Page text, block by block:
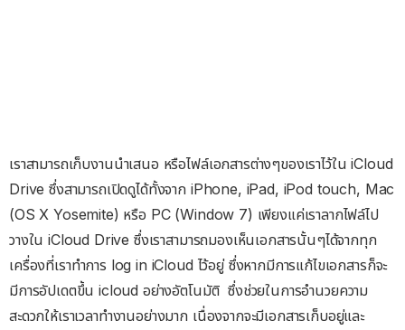
เราสามารถเก็บงานนำเสนอ หรือไฟล์เอกสารต่างๆของเราไว้ใน iCloud
Drive ซึ่งสามารถเปิดดูได้ทั้งจาก iPhone, iPad, iPod touch, Mac
(OS X Yosemite) หรือ PC (Window 7) เพียงแค่เราลากไฟล์ไป
วางใน iCloud Drive ซึ่งเราสามารถมองเห็นเอกสารนั้นๆได้จากทุก
เครื่องที่เราทำการ log in iCloud ไว้อยู่ ซึ่งหากมีการแก้ไขเอกสารก็จะ
มีการอัปเดตขึ้น icloud อย่างอัตโนมัติ ซึ่งช่วยในการอำนวยความ
สะดวกให้เราเวลาทำงานอย่างมาก เนื่องจากจะมีเอกสารเก็บอยู่และ